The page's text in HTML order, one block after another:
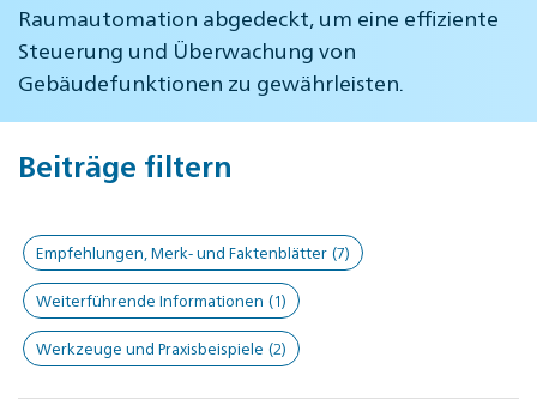
Raumautomation abgedeckt, um eine effiziente
Steuerung und Überwachung von
Gebäudefunktionen zu gewährleisten.
Beiträge filtern
Empfehlungen, Merk- und Faktenblätter (7)
Weiterführende Informationen (1)
Werkzeuge und Praxisbeispiele (2)